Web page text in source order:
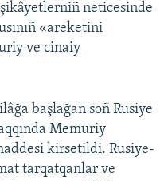
neticesinde
«areketini
ve cinaiy
başlağan soñ Rusiye
Memuriy
kirsetildi. Rusiye-
tarqatqanlar ve